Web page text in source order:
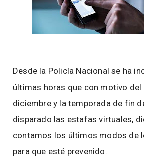
Desde la Policía Nacional se ha
últimas horas que con motivo del
diciembre y la temporada de fin
disparado las estafas virtuales,
contamos los últimos modos de
para que esté prevenido.